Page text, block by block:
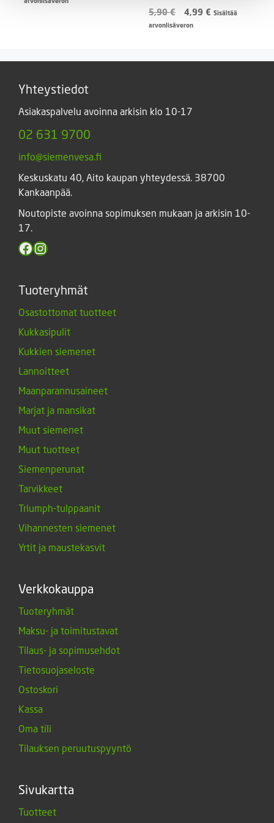
5,90€
Alkuperäinen
hinta
4,99 € Nykyinen
Sisältää
arvonlisäveron
Yhteystiedot
Asiakaspalvelu avoinna arkisin klo 10-17
02 631 9700
info@siemenvesa.fi
Keskuskatu 40, Aito kaupan yhteydessä. 38700
Kankaanpää.
Noutopiste avoinna sopimuksen mukaan ja arkisin 10-
17.
Facebook
Instagram
Tuoteryhmät
Osastottomat tuotteet
Kukkasipulit
Kukkien siemenet
Lannoitteet
Maanparannusaineet
Marjat ja mansikat
Muut siemenet
Muut tuotteet
Siemenperunat
Tarvikkeet
Triumph-tulppaanit
Vihannesten siemenet
Yrtit ja maustekasvit
Verkkokauppa
Tuoteryhmät
Maksu- ja toimitustavat
Tilaus- ja sopimusehdot
Tietosuojaseloste
Ostoskori
Kassa
Oma tili
Tilauksen peruutuspyyntö
Sivukartta
Tuotteet